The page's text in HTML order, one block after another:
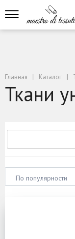
Главная Каталог
Ткани
По популярности